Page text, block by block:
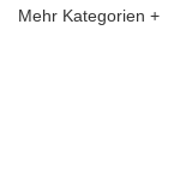
Mehr Kategorien +